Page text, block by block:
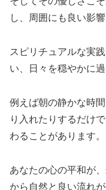
し、周囲にも良い影
スピリチュアルな実
い、日々を穏やかに
例えば朝の静かな時
り入れたりするだけ
わることがあります。
あなたの心の平和が
から自然と良い流れ